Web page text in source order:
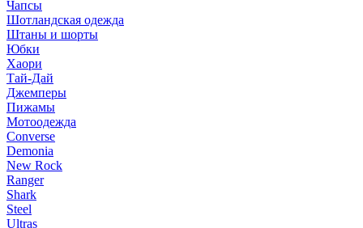
Чапсы
Шотландская одежда
Штаны и шорты
Юбки
Хаори
Тай-Дай
Джемперы
Пижамы
Мотоодежда
Converse
Demonia
New Rock
Ranger
Shark
Steel
Ultras